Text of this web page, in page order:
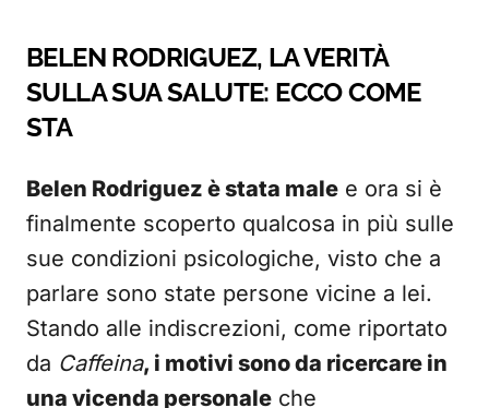
BELEN RODRIGUEZ, LA VERITÀ
SULLA SUA SALUTE: ECCO COME
STA
Belen Rodriguez è stata male e ora si è
finalmente scoperto qualcosa in più sulle
sue condizioni psicologiche, visto che a
parlare sono state persone vicine a lei.
Stando alle indiscrezioni, come riportato
da Caffeina, i motivi sono da ricercare in
una vicenda personale che